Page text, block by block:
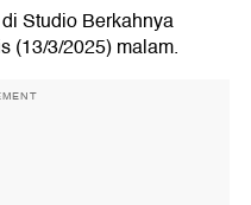
Studio Berkahnya
(13/3/2025) malam.